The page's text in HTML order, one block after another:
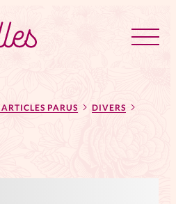
Actus
PARUS
DIVERS